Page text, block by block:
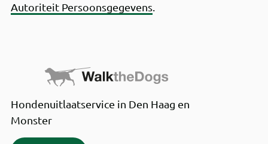
Autoriteit Persoonsgegevens.
Hondenuitlaatservice in Den Haag en
Monster